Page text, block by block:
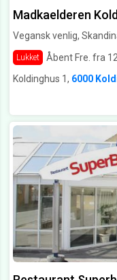
Madkaelderen
Vegansk venlig,
Lukket Åbent Fre. fra
Koldinghus 1, 6000